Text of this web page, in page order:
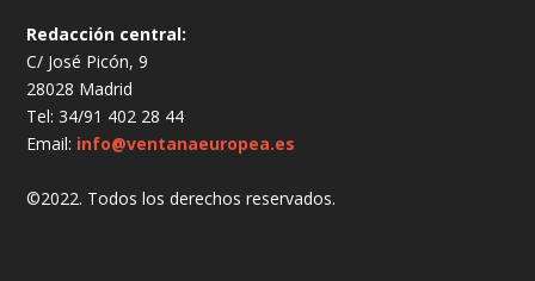
Redacción central:
C/ José Picón, 9
28028 Madrid
Tel: 34/91 402 28 44
Email: info@ventanaeuropea.es
©2022. Todos los derechos reservados.